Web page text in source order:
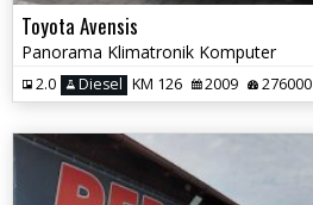
Toyota Avensis
Panorama Klimatronik Komputer
2.0 Diesel KM 126 2009 276000